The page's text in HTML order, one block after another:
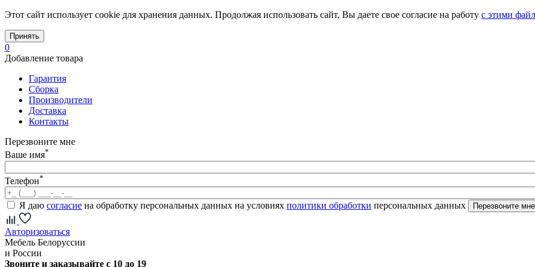
Этот сайт использует cookie для хранения данных. Продолжая использовать сайт, Вы даете свое согласие на работу с этими
Принять
0
Добавление товара
Гарантия
Сборка
Производители
Доставка
Контакты
Перезвоните мне
Ваше имя*
Телефон*
Я даю согласие на обработку персональных данных на условиях политики обработки персональных данных
Авторизоваться
Мебель Белоруссии
и России
Звоните и заказывайте с 10 до 19